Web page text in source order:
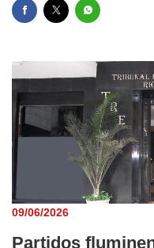
09/06/2026
Partidos